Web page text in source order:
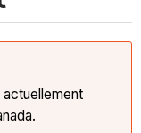
actuellement